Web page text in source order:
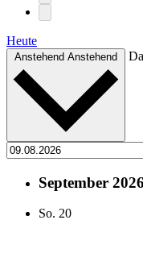
Heute
Anstehend Anstehend
September 2026
So. 20